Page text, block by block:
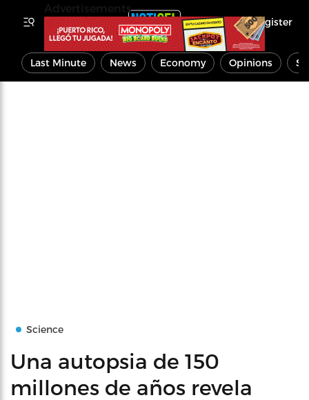
Register
Last Minute News Economy Opinions
Science
Una autopsia de 150
millones de años revela
Advertisements